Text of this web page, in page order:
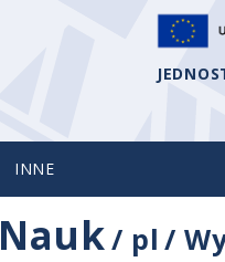
INNE
/ pl /